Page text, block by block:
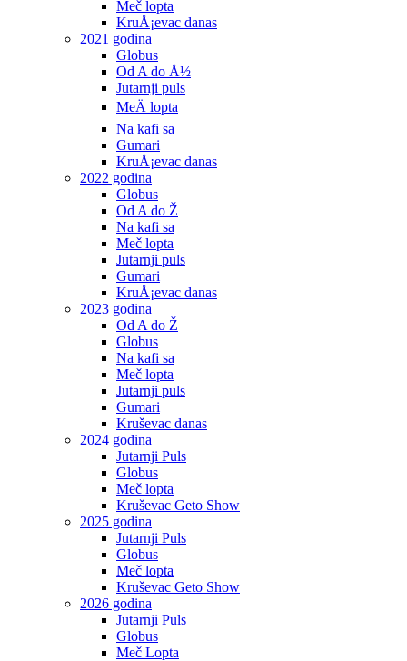
Meč lopta
KruÅ¡evac danas
2021 godina
Globus
Od A do Å½
Jutarnji puls
MeÄ lopta
Na kafi sa
Gumari
KruÅ¡evac danas
2022 godina
Globus
Od A do Ž
Na kafi sa
Meč lopta
Jutarnji puls
Gumari
KruÅ¡evac danas
2023 godina
Od A do Ž
Globus
Na kafi sa
Meč lopta
Jutarnji puls
Gumari
Kruševac danas
2024 godina
Jutarnji Puls
Globus
Meč lopta
Kruševac Geto Show
2025 godina
Jutarnji Puls
Globus
Meč lopta
Kruševac Geto Show
2026 godina
Jutarnji Puls
Globus
Meč Lopta